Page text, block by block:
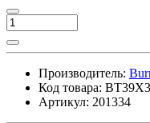
Производитель:
Код товара:
Артикул: 201334